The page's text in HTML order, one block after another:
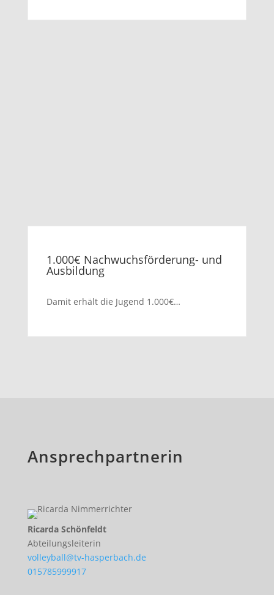
1.000€ Nachwuchsförderung- und
Ausbildung
Damit erhält die Jugend 1.000€…
Ansprechpartnerin
Ricarda Schönfeldt
Abteilungsleiterin
volleyball@tv-hasperbach.de
015785999917